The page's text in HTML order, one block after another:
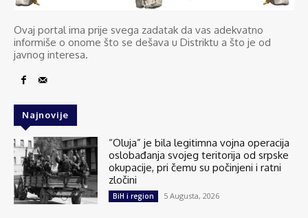
Ovaj portal ima prije svega zadatak da vas adekvatno
informiše o onome što se dešava u Distriktu a što je od
javnog interesa.
Najnovije
“Oluja” je bila legitimna vojna operacija
oslobađanja svojeg teritorija od srpske
okupacije, pri čemu su počinjeni i ratni
zločini
BiH i region 5 Augusta, 2026